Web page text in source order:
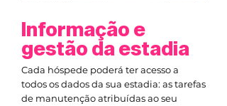
Informação e
gestão da estadia
Cada hóspede poderá ter acesso a
todos os dados da sua estadia: as tarefas
de manutenção atribuídas ao seu